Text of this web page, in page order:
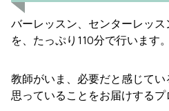
バーレッスン、センターレッ
を、たっぷり110分で行います。
教師がいま、必要だと感じて
思っていることをお届けするプ